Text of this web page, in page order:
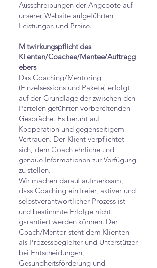
Ausschreibungen der Angebote auf
unserer Website aufgeführten
Leistungen und Preise.
Mitwirkungspflicht des
Klienten/Coachee/Mentee/Auftragg
ebers
Das Coaching/Mentoring
(Einzelsessions und Pakete) erfolgt
auf der Grundlage der zwischen den
Parteien geführten vorbereitenden
Gespräche. Es beruht auf
Kooperation und gegenseitigem
Vertrauen. Der Klient verpflichtet
sich, dem Coach ehrliche und
genaue Informationen zur Verfügung
zu stellen.
Wir machen darauf aufmerksam,
dass Coaching ein freier, aktiver und
selbstverantwortlicher Prozess ist
und bestimmte Erfolge nicht
garantiert werden können. Der
Coach/Mentor steht dem Klienten
als Prozessbegleiter und Unterstützer
bei Entscheidungen,
Gesundheitsförderung und